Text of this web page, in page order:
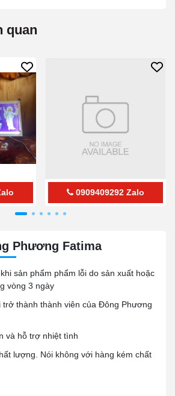
quan
0909409292Zalo
Phương Fatima
sản phẩm phẩm lỗi do sản xuất hoặc
vòng 3 ngày
trở thành thành viên của Đông Phương
và hỗ trợ nhiệt tình
lượng. Nói không với hàng kém chất